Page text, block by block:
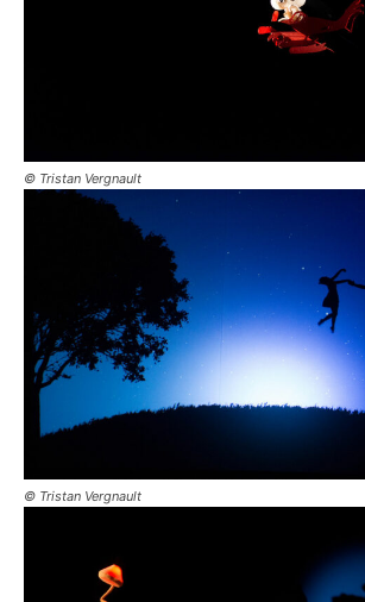
© Tristan Vergnault
© Tristan Vergnault